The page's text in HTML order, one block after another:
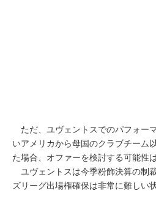
ただ、ユヴェントスでのパフォー
いアメリカから母国のクラブチーム
た場合、オファーを検討する可能性
ユヴェントスは今季粉飾決算の制
ズリーグ出場権確保は非常に難しい